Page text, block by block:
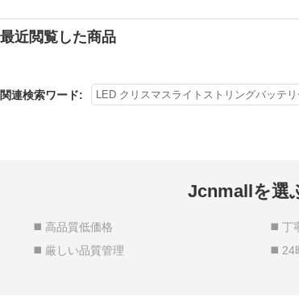
最近閲覧した商品
関連検索ワード: LED クリスマスライトストリングバッテ
Jcnmallを選
◼️ 高品質低価格
◼️ 丁
◼️ 厳しい品質管理
◼️ 24